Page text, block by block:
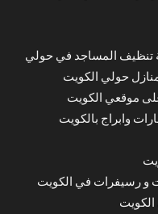
حولي الكويت
موقعي الكويت
وابراج بالكويت